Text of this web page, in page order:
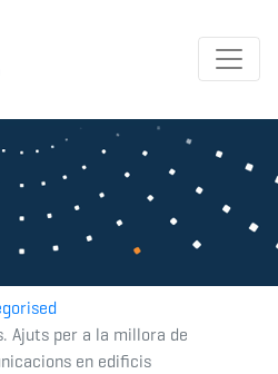
Ajuts per a la millora de
en edificis